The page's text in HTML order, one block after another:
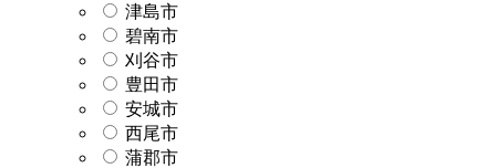
津島市
碧南市
刈谷市
豊田市
安城市
西尾市
蒲郡市